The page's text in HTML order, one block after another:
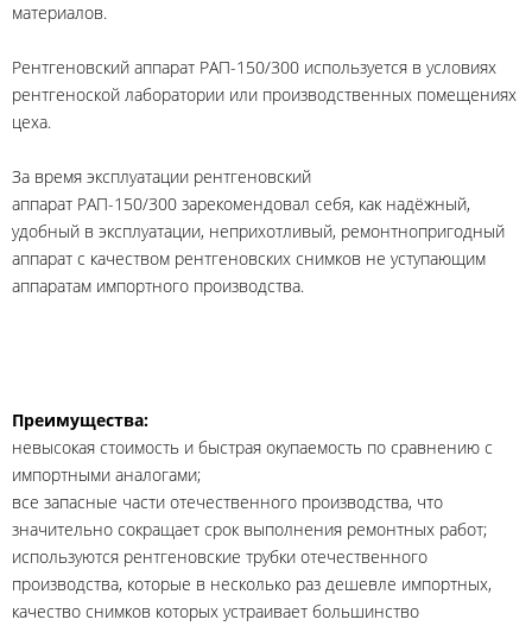
материалов.
Рентгеновский аппарат РАП-150/300 используется в условиях
рентгеноской лаборатории или производственных помещениях
цеха.
За время эксплуатации рентгеновский
аппарат РАП-150/300 зарекомендовал себя, как надёжный,
удобный в эксплуатации, неприхотливый, ремонтнопригодный
аппарат с качеством рентгеновских снимков не уступающим
аппаратам импортного производства.
Преимущества:
невысокая стоимость и быстрая окупаемость по сравнению с
импортными аналогами;
все запасные части отечественного производства, что
значительно сокращает срок выполнения ремонтных работ;
используются рентгеновские трубки отечественного
производства, которые в несколько раз дешевле импортных,
качество снимков которых устраивает большинство